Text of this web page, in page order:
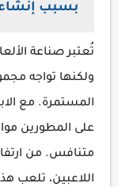
بسبب إنشاء
تُعتبر صناعة
ولكنها تواجه
المستمرة. مع
على المطورين
متنافس. من
اللاعبين، تلعب